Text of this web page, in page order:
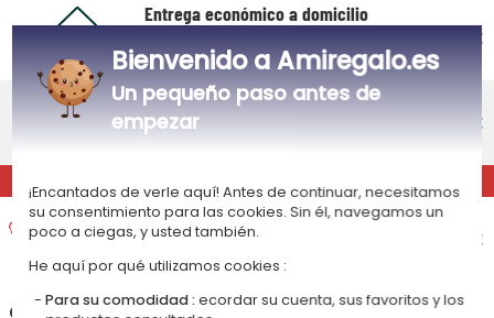
Entrega económico a domicilio
Viernes 14 de agosto 2026
5,55 €
Entrega estándar a domicilio
Recepción prevista el
9,95 €
Entrega exprés a domicilio
Recepción prevista el
Lunes 10 de agosto 2026
15,95 €
Otras destinaciones +
Bienvenido a Amiregalo.es
Un pequeño paso antes de
empezar
¡Encantados de verle aquí! Antes de continuar, necesitamos
su consentimiento para las cookies. Sin él, navegamos un
poco a ciegas, y usted también.
He aquí por qué utilizamos cookies :
Para su comodidad : ecordar su cuenta, sus favoritos y los